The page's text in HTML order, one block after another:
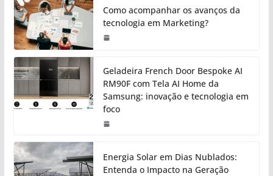
Como acompanhar os avanços da
tecnologia em Marketing?
Geladeira French Door Bespoke AI
RM90F com Tela AI Home da
Samsung: inovação e tecnologia em
foco
Energia Solar em Dias Nublados:
Entenda o Impacto na Geração